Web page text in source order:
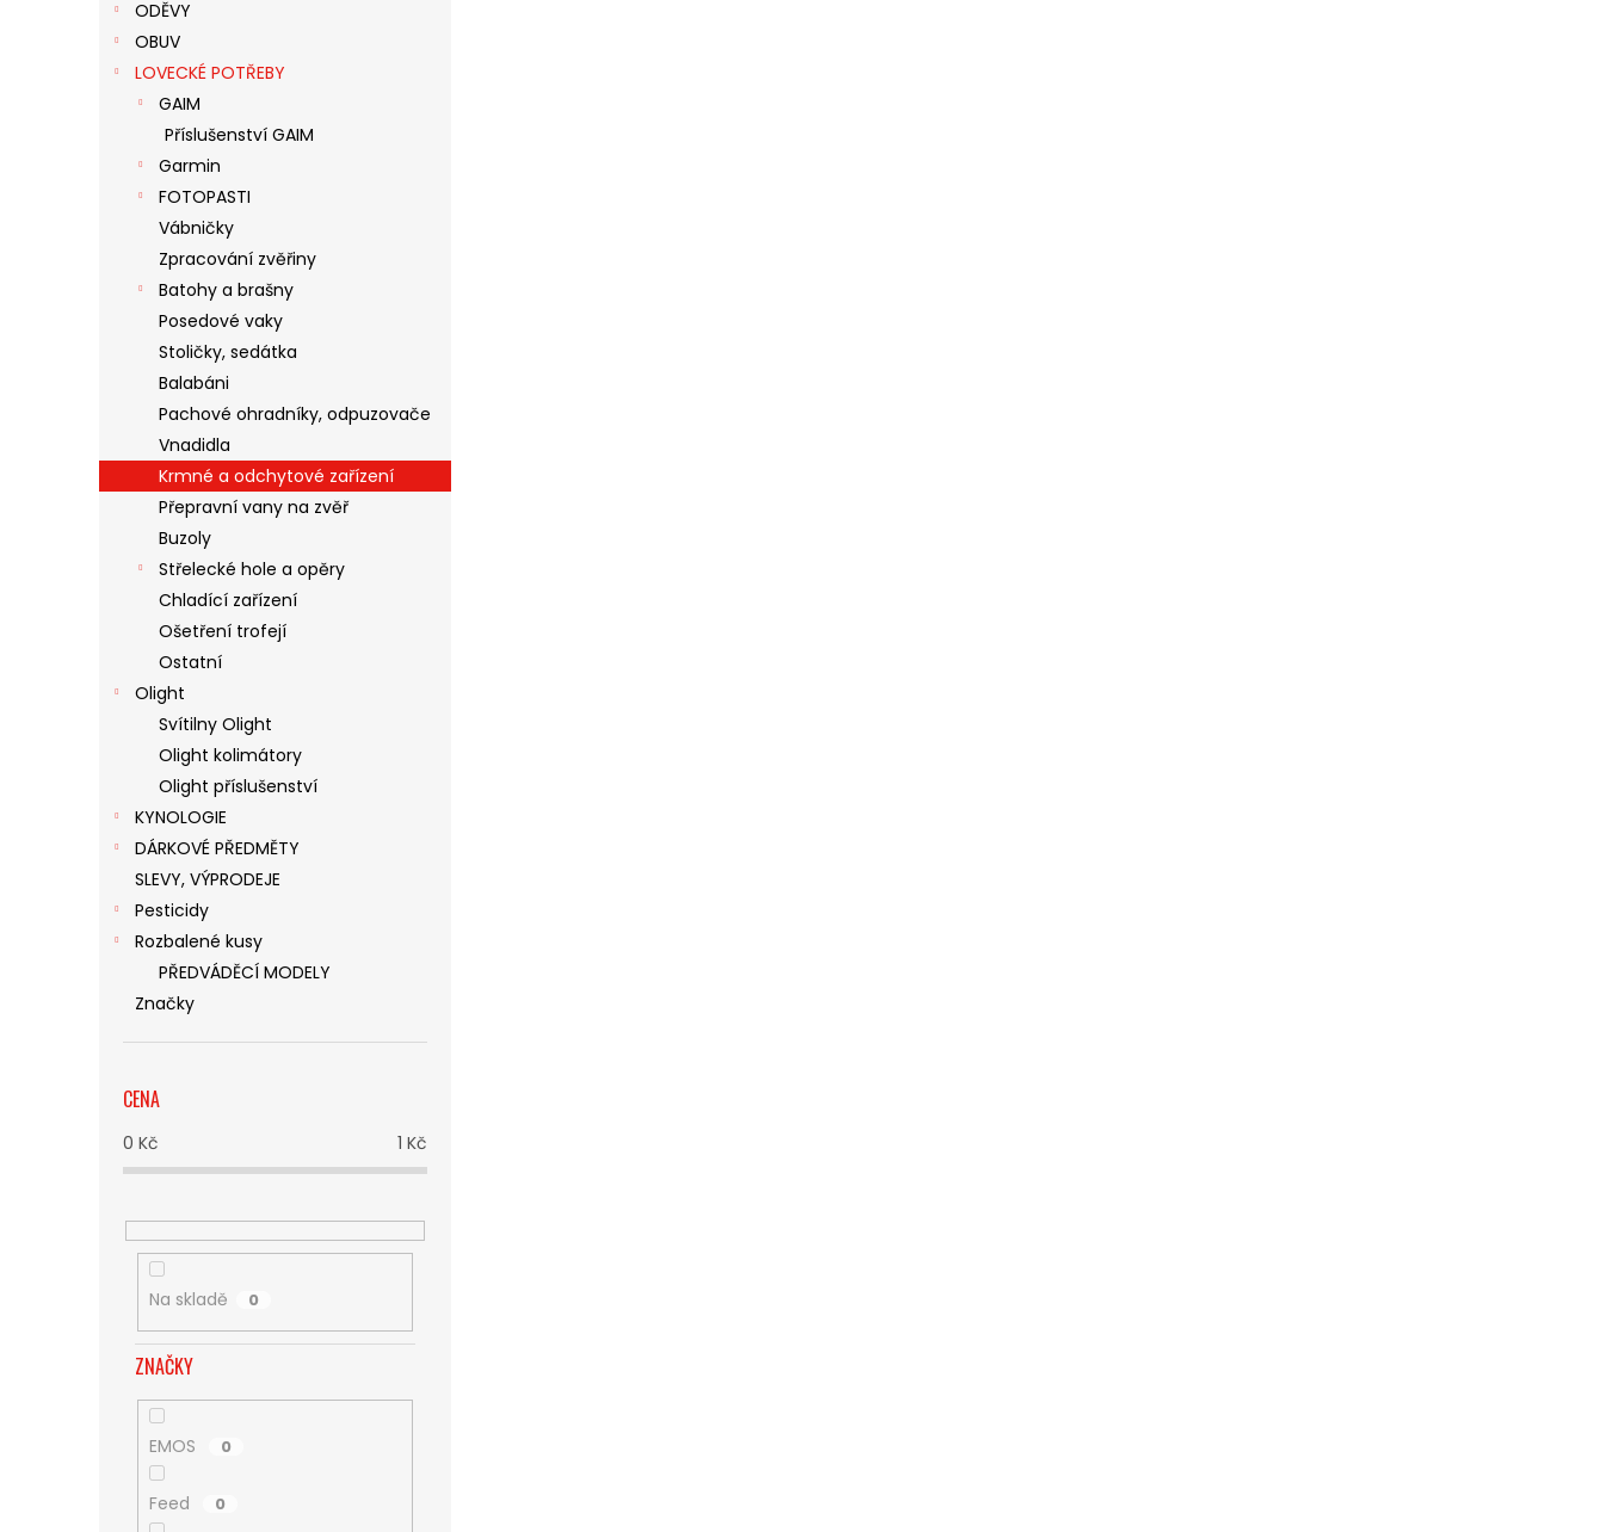
ODĚVY
OBUV
LOVECKÉ POTŘEBY
GAIM
Příslušenství GAIM
Garmin
FOTOPASTI
Vábničky
Zpracování zvěřiny
Batohy a brašny
Posedové vaky
Stoličky, sedátka
Balabáni
Pachové ohradníky, odpuzovače
Vnadidla
Krmné a odchytové zařízení
Přepravní vany na zvěř
Buzoly
Střelecké hole a opěry
Chladící zařízení
Ošetření trofejí
Ostatní
Olight
Svítilny Olight
Olight kolimátory
Olight příslušenství
KYNOLOGIE
DÁRKOVÉ PŘEDMĚTY
SLEVY, VÝPRODEJE
Pesticidy
Rozbalené kusy
PŘEDVÁDĚCÍ MODELY
Značky
CENA
0 Kč 1 Kč
Na skladě 0
ZNAČKY
EMOS 0
Feed 0